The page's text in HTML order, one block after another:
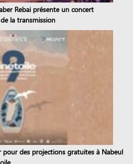
Rebai présente un concert
la transmission
pour des projections gratuites à Nabeul